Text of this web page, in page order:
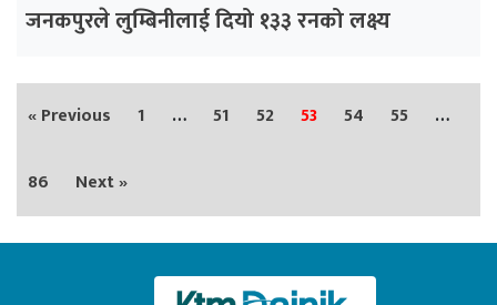
जनकपुरले लुम्बिनीलाई दियो १३३ रनको लक्ष्य
« Previous 1 … 51 52 53 54 55 …
86 Next »